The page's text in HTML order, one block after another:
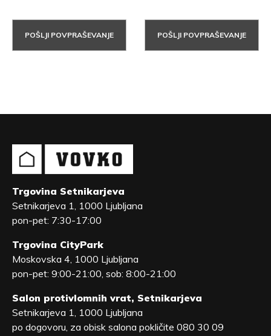
POŠLJI POVPRAŠEVANJE POŠLJI POVPRAŠEVANJE
Trgovina Setnikarjeva
Setnikarjeva 1, 1000 Ljubljana
pon-pet: 7:30-17:00
Trgovina CityPark
Moskovska 4, 1000 Ljubljana
pon-pet: 9:00-21:00, sob: 8:00-21:00
Salon protivlomnih vrat, Setnikarjeva
Setnikarjeva 1, 1000 Ljubljana
po dogovoru, za obisk salona pokličite 080 30 09